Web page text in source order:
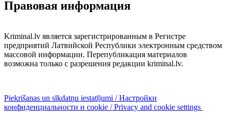
Правовая информация
Kriminal.lv является зарегистрированным в Регистре
предприятий Латвийской Республики электронным средством
массовой информации. Перепубликация материалов
возможна только с разрешения редакции kriminal.lv.
Piekrišanas un sīkdatņu iestatījumi / Настройки
конфиденциальности и cookie / Privacy and cookie settings